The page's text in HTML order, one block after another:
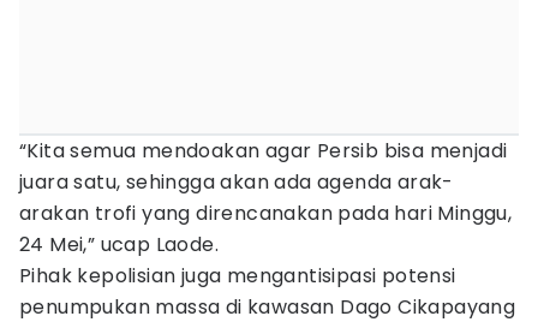
“Kita semua mendoakan agar Persib bisa menjadi
juara satu, sehingga akan ada agenda arak-
arakan trofi yang direncanakan pada hari Minggu,
24 Mei,” ucap Laode.
Pihak kepolisian juga mengantisipasi potensi
penumpukan massa di kawasan Dago Cikapayang